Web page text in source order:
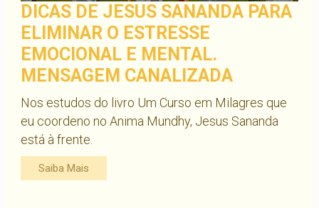
DICAS DE JESUS SANANDA PARA
ELIMINAR O ESTRESSE
EMOCIONAL E MENTAL.
MENSAGEM CANALIZADA
Nos estudos do livro Um Curso em Milagres que
eu coordeno no Anima Mundhy, Jesus Sananda
está à frente.
Saiba Mais